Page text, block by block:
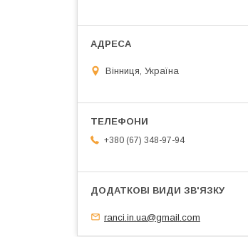
Вінниця, Україна
+380 (67) 348-97-94
ranci.in.ua@gmail.com